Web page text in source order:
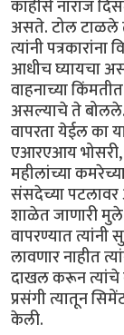
काहीसे नाराज
असते. टोल टाळले
त्यांनी
आधीच घ्यायचा
वाहनाच्या
असल्याचे ते बोलले.
वापरता येईल का
एआरएआय भोसरी,
महीलांच्या
संसदेच्या पटलावर
शाळेत जाणारी
वापरण्यात
लावणार नाहीत
दाखल करून त्यांचे
प्रसंगी त्यातून
केली.